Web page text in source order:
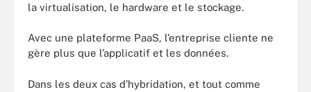
la virtualisation, le hardware et le stockage.
Avec une plateforme PaaS, l’entreprise cliente ne
gère plus que l’applicatif et les données.
Dans les deux cas d’hybridation, et tout comme